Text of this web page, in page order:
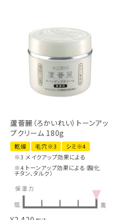
蘆薈麗（ろかいれい）トーンアッ
プクリーム 180g
乾燥 毛穴※3
シミ※4
※3 メイクアップ効果による
※4 トーンアップ効果による（酸化
チタン、タルク）